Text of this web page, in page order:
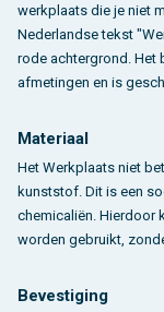
werkplaats die je niet
Nederlandse tekst
rode achtergrond. Het
afmetingen en is
Materiaal
Het Werkplaats niet
kunststof. Dit is een
chemicaliën. Hierdoor
worden gebruikt,
Bevestiging